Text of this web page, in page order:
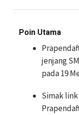
Poin Utama
jenjang
pada 19
Simak